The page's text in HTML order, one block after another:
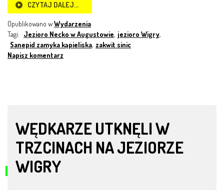
CZYTAJ DALEJ…
Opublikowano wWydarzenia
Tagi: Jezioro Necko w Augustowie, jezioro Wigry,
Sanepid zamyka kąpieliska, zakwit sinic
Napisz komentarz
WĘDKARZE UTKNĘLI W
TRZCINACH NA JEZIORZE
WIGRY